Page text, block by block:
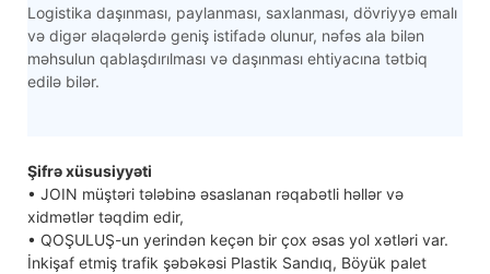
Logistika daşınması, paylanması, saxlanması, dövriyyə emalı
və digər əlaqələrdə geniş istifadə olunur, nəfəs ala bilən
məhsulun qablaşdırılması və daşınması ehtiyacına tətbiq
edilə bilər.
Şifrə xüsusiyyəti
• JOIN müştəri tələbinə əsaslanan rəqabətli həllər və
xidmətlər təqdim edir,
• QOŞULUŞ-un yerindən keçən bir çox əsas yol xətləri var.
İnkişaf etmiş trafik şəbəkəsi Plastik Sandıq, Böyük palet